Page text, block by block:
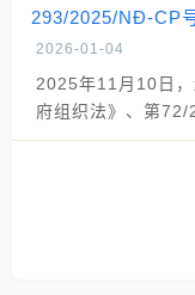
293/2025/NĐ-CP号
2026-01-04
2025年11月10日
府组织法》、第